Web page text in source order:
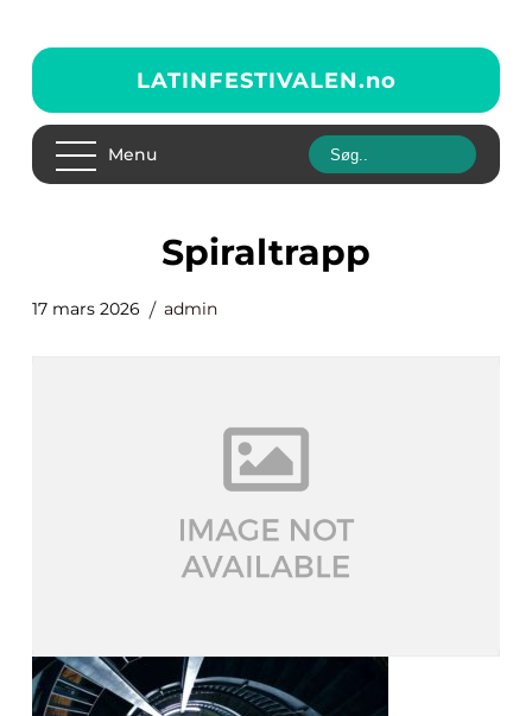
LATINFESTIVALEN.no
Menu
spiraltrapp
17 mars 2026 admin